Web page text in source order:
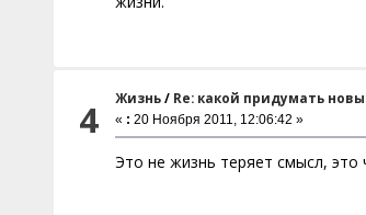
4 Жизнь/ Re: какой придумать
« : 20 Ноября 2011, 12:06:42 »
Это не жизнь теряет смысл, это